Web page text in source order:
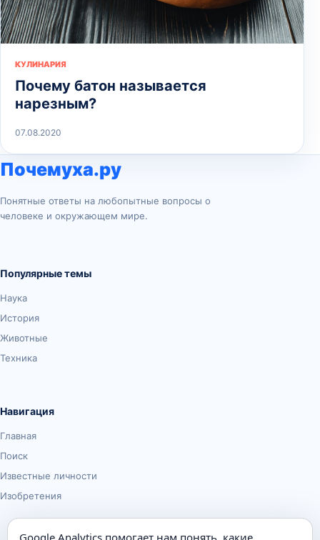
КУЛИНАРИЯ
Почему батон называется
нарезным?
07.08.2020
Почемуха.ру
Понятные ответы на любопытные вопросы о
человеке и окружающем мире.
Популярные темы
Наука
История
Животные
Техника
Навигация
Главная
Поиск
Известные личности
Изобретения
Google Analytics помогает нам понять, какие